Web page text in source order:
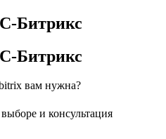
Битрикс
Битрикс
вам нужна?
и консультация